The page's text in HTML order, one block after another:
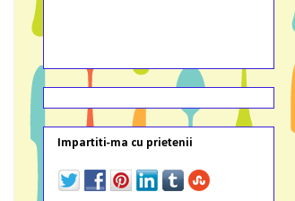
Impartiti-ma cu prietenii